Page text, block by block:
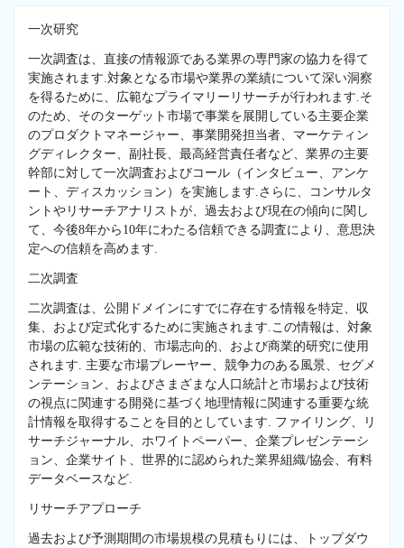
一次研究
一次調査は、直接の情報源である業界の専門家の協力を得て
実施されます.対象となる市場や業界の業績について深い洞察
を得るために、広範なプライマリーリサーチが行われます.そ
のため、そのターゲット市場で事業を展開している主要企業
のプロダクトマネージャー、事業開発担当者、マーケティン
グディレクター、副社長、最高経営責任者など、業界の主要
幹部に対して一次調査およびコール（インタビュー、アンケ
ート、ディスカッション）を実施します.さらに、コンサルタ
ントやリサーチアナリストが、過去および現在の傾向に関し
て、今後8年から10年にわたる信頼できる調査により、意思決
定への信頼を高めます.
二次調査
二次調査は、公開ドメインにすでに存在する情報を特定、収
集、および定式化するために実施されます.この情報は、対象
市場の広範な技術的、市場志向的、および商業的研究に使用
されます. 主要な市場プレーヤー、競争力のある風景、セグメ
ンテーション、およびさまざまな人口統計と市場および技術
の視点に関連する開発に基づく地理情報に関連する重要な統
計情報を取得することを目的としています. ファイリング、リ
サーチジャーナル、ホワイトペーパー、企業プレゼンテーシ
ョン、企業サイト、世界的に認められた業界組織/協会、有料
データベースなど.
リサーチアプローチ
過去および予測期間の市場規模の見積もりには、トップダウ